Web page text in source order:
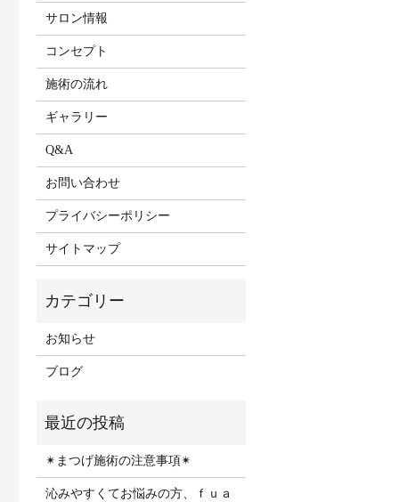
サロン情報
コンセプト
施術の流れ
ギャラリー
Q&A
お問い合わせ
プライバシーポリシー
サイトマップ
お知らせ
ブログ
✴︎まつげ施術の注意事項✴︎
沁みやすくてお悩みの方、ｆｕａ